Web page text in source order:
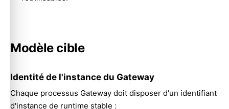
Modèle cible
Identité de l'instance du Gateway
Chaque processus Gateway doit disposer d'un identifiant
d'instance de runtime stable :